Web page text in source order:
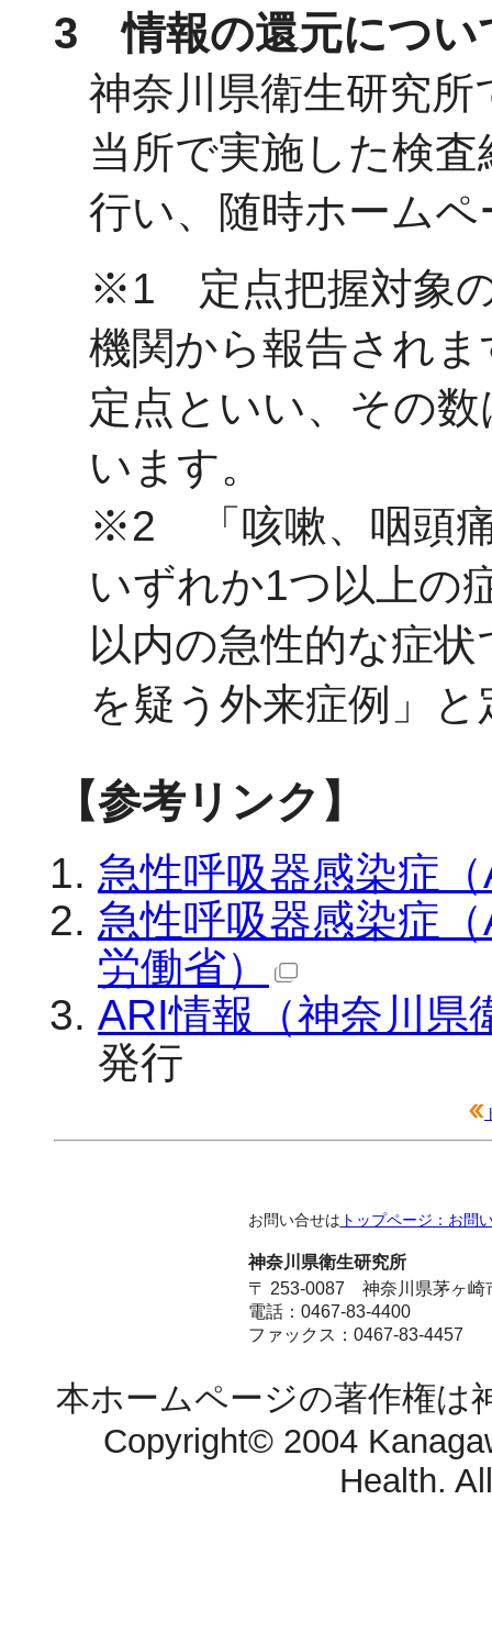
3 情報の還元につい
神奈川県衛生研究
当所で実施した検
行い、随時ホーム
※1 定点把握対象
機関から報告され
定点といい、その
います。
※2 「咳嗽、咽頭痛
いずれか1つ以上の
以内の急性的な症
を疑う外来症例」
【参考リンク】
急性呼吸器感染症
急性呼吸器感染症
労働省）
ARI情報（神奈川県
発行
お問い合せは トップページ：お問
神奈川県衛生研究所
〒 253-0087 神奈川県茅ヶ崎
電話：0467-83-4400
ファックス：0467-83-4457
本ホームページの著作権は
Copyright© 2004
Health.